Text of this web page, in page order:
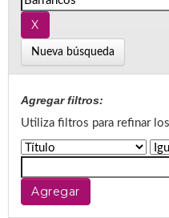
Nueva búsqueda
Agregar filtros:
Utiliza filtros para refinar